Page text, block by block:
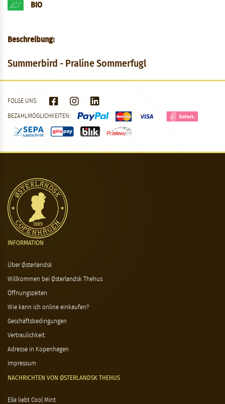
BIO
Beschreibung:
Summerbird - Praline Sommerfugl
FOLGE UNS:
BEZAHLMÖGLICHKEITEN:
INFORMATION
Über Østerlandsk
Willkommen bei Østerlandsk Thehus
Öffnungszeiten
Wie kann ich online einkaufen?
Geschäftsbedingungen
Vertraulichkeit
Adresse in Kopenhagen
Impressum
NACHRICHTEN VON ØSTERLANDSK THEHUS
Elle liebt Cool Mint